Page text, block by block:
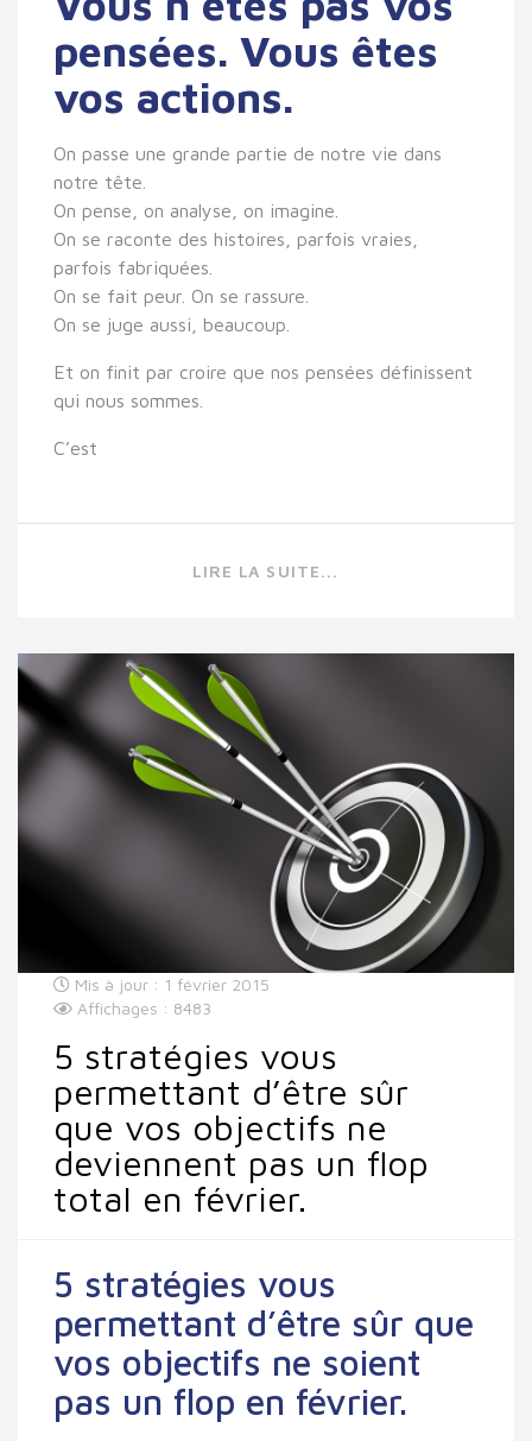
pensées. Vous êtes
vos actions.
On passe une grande partie de notre vie dans
notre tête.
On pense, on analyse, on imagine.
On se raconte des histoires, parfois vraies,
parfois fabriquées.
On se fait peur. On se rassure.
On se juge aussi, beaucoup.
Et on finit par croire que nos pensées définissent
qui nous sommes.
C’est
LIRE LA SUITE...
Mis à jour : 1 février 2015
Affichages : 8483
5 stratégies vous
permettant d’être sûr
que vos objectifs ne
deviennent pas un flop
total en février.
5 stratégies vous
permettant d’être sûr que
vos objectifs ne soient
pas un flop en février.